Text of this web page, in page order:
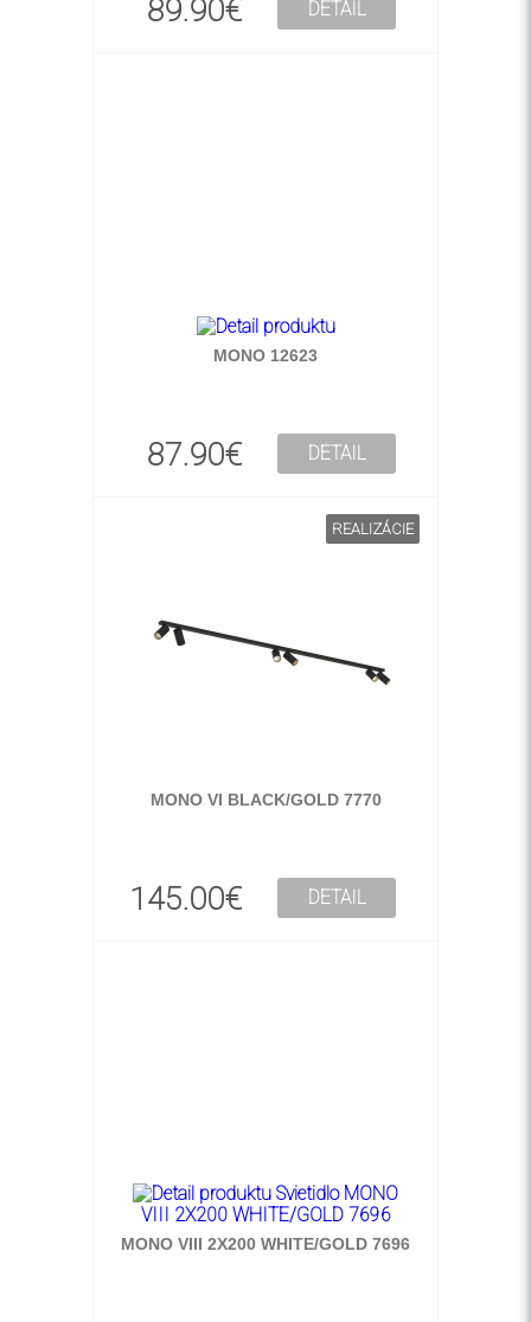
89.90€ DETAIL
MONO 12623
87.90€ DETAIL
REALIZÁCIE
MONO VI BLACK/GOLD 7770
145.00€ DETAIL
MONO VIII 2X200 WHITE/GOLD 7696